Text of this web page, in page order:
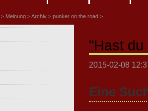
Meinung Archiv punker on the road
"Hast du
2015-02-08
Eine